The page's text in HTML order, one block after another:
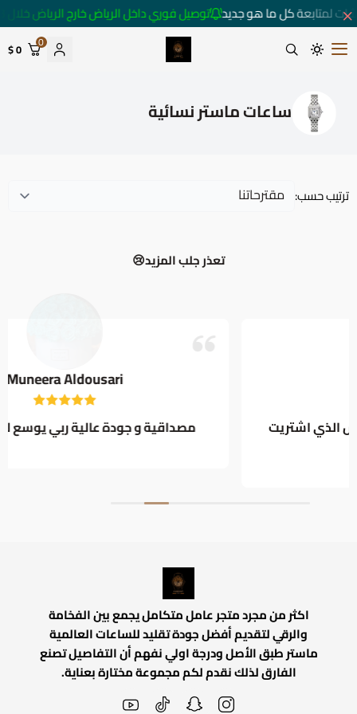
لمتابعة كل ما هو جديد توصيل فوري داخل الرياض خارج الرياض خلال 3 أيام 🚚
متجر ساعات رومانس
0
0 $
ساعات ماستر نسائية
ترتيب حسب:
تعذر جلب المزيد😢
Muneera Aldousari
مصداقية و جودة عالية ربي يوسع لكم في
اكثر من مجرد متجر عامل متكامل يجمع بين الفخامة
والرقي لتقديم أفضل جودة تقليد للساعات العالمية
ماستر طبق الأصل ودرجة اولي نفهم أن التفاصيل تصنع
الفارق لذلك نقدم لكم مجموعة مختارة بعناية.